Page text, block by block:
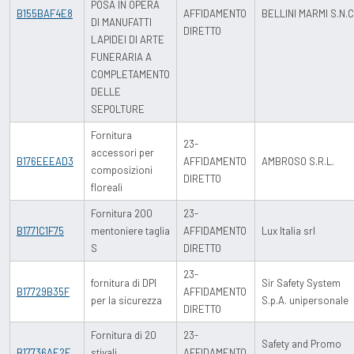
B155BAF4E8
POSA IN OPERA
DI MANUFATTI
LAPIDEI DI ARTE
FUNERARIA A
COMPLETAMENTO
DELLE
SEPOLTURE
AFFIDAMENTO
DIRETTO
BELLINI MARMI
B176EEEAD3
Fornitura
accessori per
composizioni
floreali
23-
AFFIDAMENTO
DIRETTO
AMBROSO S.R.L.
B1771C1F75
Fornitura 200
mentoniere taglia
S
23-
AFFIDAMENTO
DIRETTO
Lux Italia srl
B17729B35F
fornitura di DPI
per la sicurezza
23-
AFFIDAMENTO
DIRETTO
Sir Safety System
S.p.A. unipersonale
Fornitura di 20
23-
Safety and Promo